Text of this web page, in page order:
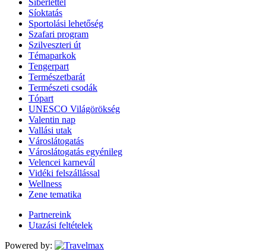
Síbérlettel
Síoktatás
Sportolási lehetőség
Szafari program
Szilveszteri út
Témaparkok
Tengerpart
Természetbarát
Természeti csodák
Tópart
UNESCO Világörökség
Valentin nap
Vallási utak
Városlátogatás
Városlátogatás egyénileg
Velencei karnevál
Vidéki felszállással
Wellness
Zene tematika
Partnereink
Utazási feltételek
Powered by: